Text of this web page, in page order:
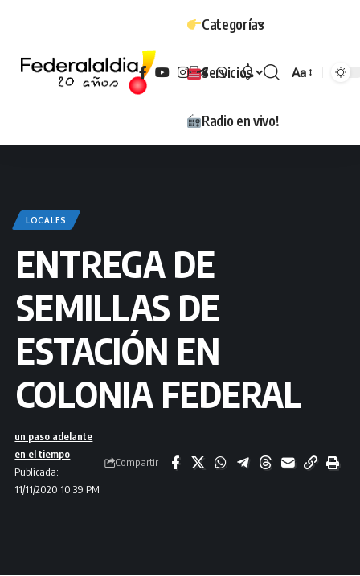
Categorías
Servicios
Radio en vivo!
Tamaño
Aa
LOCALES
ENTREGA DE
SEMILLAS DE
ESTACIÓN EN
COLONIA FEDERAL
Publicada:
11/11/2020 10:39 PM
un paso adelante
en el tiempo
Compartir